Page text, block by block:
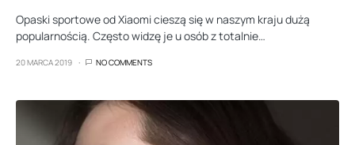
Opaski sportowe od Xiaomi cieszą się w naszym kraju dużą
popularnością. Często widzę je u osób z totalnie…
20 MARCA 2019 NO COMMENTS